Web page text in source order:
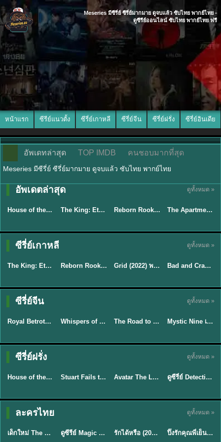
Meseries มีซีรี่ย์ ซีรี่ย์มากมาย ดูจบแล้ว ซับไทย พากย์ไทย -
ดูซีรีย์ออนไลน์ ซับไทย พากย์ไทย ฟรี
หน้าแรก ซีรีย์แนวตั้ง ซีรี่ย์เกาหลี ซีรี่ย์จีน ซีรี่ย์ฝรั่ง ซีรี่ย์อินเดีย
อัพเดทล่าสุด TOP IMDB คนชอบมากที่สุด
Meseries มีซีรี่ย์ ซีรี่ย์มากมาย ดูจบแล้ว ซับไทย พากย์ไทย
อัพเดตล่าสุด ดูทั้งหมด »
★8.4
พากย์ไทย
House of the Dragon season 3 ตระกูลแห่งมังกร ซีซั่น 3 (2026) พากย์ไทย EP.1-8 ★8.2 The King: Eternal Monarch จอมราชันบัลลังก์อมตะ (2020) พากย์ไทย EP.1-16 ★8.1 Reborn Rookie มือใหม่หัดแค้น (2026) พากย์ไทย ซับไทย EP.1-12 ★5.3
พากย์ไทย
The Apartment Job (2026) ท่านประธานกำมะลอ พากย์ไทย ซับไทย EP1-12
ซีรี่ย์เกาหลี ดูทั้งหมด »
★8.2
พากย์ไทย
The King: Eternal Monarch จอมราชันบัลลังก์อมตะ (2020) พากย์ไทย EP.1-16 ★8.1 Reborn Rookie มือใหม่หัดแค้น (2026) พากย์ไทย ซับไทย EP.1-12 ★7 Grid (2022) พากย์ไทย ซับไทย EP.1-10 ★7.9
พากย์ไทย
Bad and Crazy เลว ชั่ว บ้าระห่ำ (2021) พากย์ไทย ซับไทย EP.1-12
ซีรี่ย์จีน ดูทั้งหมด »
★9
ซับไทย
Royal Betrothal (2026) สัญญาวิวาห์แห่งราชวงศ์ พากย์ไทย ซับไทย EP1-32 ★8.5 Whispers of Southern Song ศึกชิงหยกพิศวง (2026) ซับไทย EP.1-24 (จบ) The Road to Splendor พราวพร่างบุปผาตระการ (2026) พากย์ไทย ซับไทย EP.1-36 ★9
พากย์ไทย/ซับ
Mystic Nine เก้าสกุล (2026) พากย์ไทย ซับไทย EP.1-30
ซีรี่ย์ฝรั่ง ดูทั้งหมด »
★8.4
พากย์ไทย
House of the Dragon season 3 ตระกูลแห่งมังกร ซีซั่น 3 (2026) พากย์ไทย EP.1-8 ★9.3 Stuart Fails to Save the Universe สจ๊วตล่มแผนกู้จักรวาล (2026) พากย์ไทย ซับไทย EP.1-10 ★7.8 EP.7Avatar The Last Airbender 2 เณรน้อยเจ้าอภินิหาร พากย์ไทย EP.9
พากย์ไทย
ดูซีรี่ย์ Detective Hole (2026) พากย์ไทย HD ฟรี อัปเดตล่าสุด Netflix
ละครไทย ดูทั้งหมด »
★ 8 EP.6
พากย์ไทย
เด็กใหม่ The Reset 2026 EP1-6 พากย์ไทย ดูซีรี่ย์ Netflix ล่าสุด HD ดูซีรีย์ Magic Move (2026) ทำนายทายรัก Thai EP.1-10 HD รักได้หรือ (2026) YOUNG Let's Begin Again พากย์ไทย EP.1-19 ★8
พากย์ไทย
ปิ๊งรักคุณพี่เย็นชา (2026) Frozen Valentine EP.1-10 (จบ)